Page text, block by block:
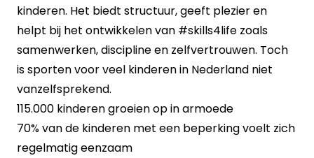
kinderen. Het biedt structuur, geeft plezier en
helpt bij het ontwikkelen van #skills4life zoals
samenwerken, discipline en zelfvertrouwen. Toch
is sporten voor veel kinderen in Nederland niet
vanzelfsprekend.
115.000 kinderen groeien op in armoede
70% van de kinderen met een beperking voelt zich
regelmatig eenzaam